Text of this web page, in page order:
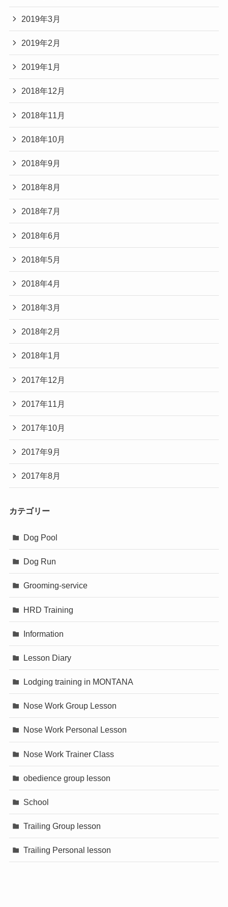
2019年3月
2019年2月
2019年1月
2018年12月
2018年11月
2018年10月
2018年9月
2018年8月
2018年7月
2018年6月
2018年5月
2018年4月
2018年3月
2018年2月
2018年1月
2017年12月
2017年11月
2017年10月
2017年9月
2017年8月
カテゴリー
Dog Pool
Dog Run
Grooming-service
HRD Training
Information
Lesson Diary
Lodging training in MONTANA
Nose Work Group Lesson
Nose Work Personal Lesson
Nose Work Trainer Class
obedience group lesson
School
Trailing Group lesson
Trailing Personal lesson